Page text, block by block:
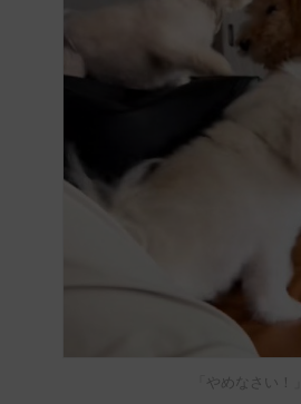
「やめなさい！」